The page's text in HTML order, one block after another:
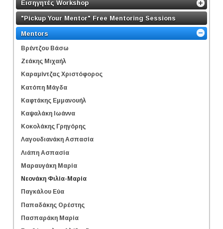
Εισηγητές Workshop
"Pickup Your Mentor" Free Mentoring Sessions
Mentors
Βρέντζου Βάσω
Ζεάκης Μιχαήλ
Καραμίντζας Χριστόφορος
Κατόπη Μάγδα
Καφτάκης Εμμανουήλ
Καψαλάκη Ιωάννα
Κοκολάκης Γρηγόρης
Λαγουδιανάκη Ασπασία
Λιάπη Ασπασία
Μαραυγάκη Μαρία
Νεονάκη Φιλία-Μαρία
Παγκάλου Εύα
Παπαδάκης Ορέστης
Πασπαράκη Μαρία